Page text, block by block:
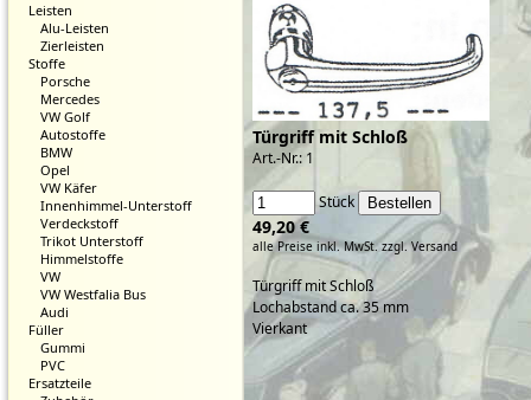
Leisten
Alu-Leisten
Zierleisten
Stoffe
Porsche
Mercedes
VW Golf
Autostoffe
BMW
Opel
VW Käfer
Innenhimmel-Unterstoff
Verdeckstoff
Trikot Unterstoff
Himmelstoffe
VW
VW Westfalia Bus
Audi
Füller
Gummi
PVC
Ersatzteile
Türgriff mit Schloß
Art.-Nr.: 1
Stück
49,20 €
alle Preise inkl. MwSt.zzgl. Versand
Türgriff mit Schloß
Lochabstand ca. 35 mm
Vierkant